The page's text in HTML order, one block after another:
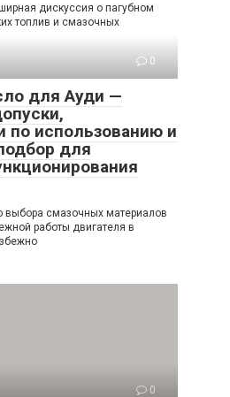
дискуссия о пагубном
топлив и смазочных
0
для Ауди —
по использованию и
для
выбора смазочных материалов
работы двигателя в
0